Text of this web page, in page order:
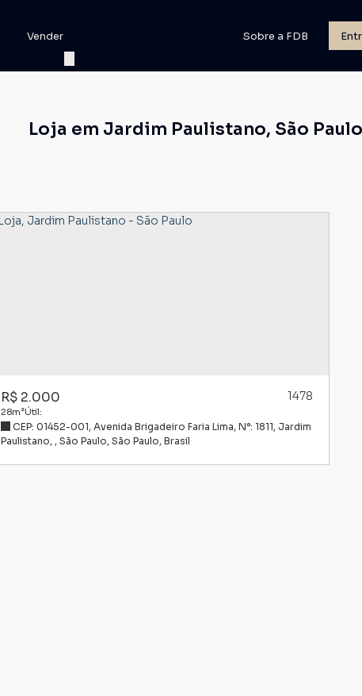
Sobre a FDB
Vender
Loja em Jardim Paulistano, São
R$2.000 1478
CEP: 01452-001, Avenida Brigadeiro Faria Lima, N°: 1811, Jardim
Paulistano , São Paulo, São Paulo, Brasil
Útil:
28m²